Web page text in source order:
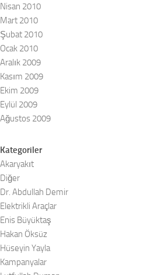
Nisan 2010
Mart 2010
Şubat 2010
Ocak 2010
Aralık 2009
Kasım 2009
Ekim 2009
Eylül 2009
Ağustos 2009
Kategoriler
Akaryakıt
Diğer
Dr. Abdullah Demir
Elektrikli Araçlar
Enis Büyüktaş
Hakan Öksüz
Hüseyin Yayla
Kampanyalar